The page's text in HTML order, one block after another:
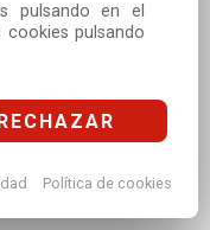
pulsando en el
cookies pulsando
Política de cookies